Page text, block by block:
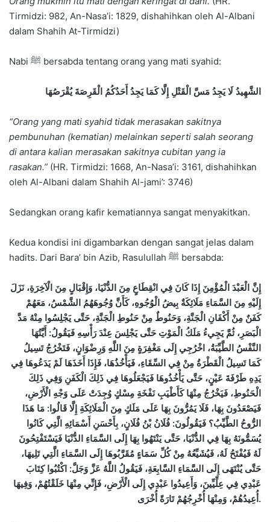
Tirmidzi: 982, An-Nasa’i: 1829, dishahihkan oleh Al-Albani
dalam Shahih At-Tirmidzi)
Nabi ﷺ bersabda tentang orang yang mati syahid:
الشَّهِيدُ لَا يَجِدُ مَسَّ الْقَتْلِ إِلَّا كَمَا يَجِدُ أَحَدُكُمُ الْقَرِصَةَ يُقْرَصُهَا
“Orang yang mati syahid tidak merasakan sakitnya
pembunuhan (kematian) melainkan seperti salah seorang
di antara kalian merasakan sakitnya cubitan yang ia
rasakan.” (HR. Tirmidzi: 1668, An-Nasa’i: 3161, dishahihkan
oleh Al-Albani dalam Shahih Al-jami’: 3746)
Sedangkan orang kafir kematiannya sangat menyakitkan.
Kedua kondisi ini digambarkan dengan sangat jelas dalam
hadits. Dari Bara’ bin Azib, Rasulullah ﷺ bersabda:
إِنَّ الْعَبْدَ الْمُؤْمِنَ إِذَا كَانَ فِي انْقِطَاعٍ مِنَ الدُّنْيَا، وَإِقْبَالٍ مِنَ الْآخِرَةِ، نَزَلَ
إِلَيْهِ مِنَ السَّمَاءِ مَلَائِكَةٌ بِيضُ الْوُجُوهِ، كَأَنَّ وُجُوهَهُمُ الشَّمْسُ، مَعَهُمْ
كَفَنٌ مِنْ أَكْفَانِ الْجَنَّةِ، وَحَنُوطٌ مِنْ حَنُوطِ الْجَنَّةِ، حَتَّى يَجْلِسُوا مِنْهُ مَدَّ
الْبَصَرِ، ثُمَّ يَجِيءُ مَلَكُ الْمَوْتِ حَتَّى يَجْلِسَ عِنْدَ رَأْسِهِ فَيَقُولُ: أَيَّتُهَا
النَّفْسُ الطَّيِّبَةُ، اخْرُجِي إِلَى مَغْفِرَةٍ مِنَ اللَّهِ وَرِضْوَانٍ، فَتَخْرُجُ تَسِيلُ
كَمَا تَسِيلُ الْقَطْرَةُ مِنْ فِي السِّقَاءِ، فَيَأْخُذُهَا، فَإِذَا أَخَذَهَا لَمْ يَدَعُوهَا فِي
يَدِهِ طَرْفَةَ عَيْنٍ، حَتَّى يَأْخُذُوهَا فَيَجْعَلُوهَا فِي ذَلِكَ الْكَفَنِ وَفِي ذَلِكَ
الْحَنُوطِ، فَيَخْرُجُ مِنْهَا كَأَطْيَبِ نَفْخَةِ مِسْكٍ وُجِدَتْ عَلَى وَجْهِ الْأَرْضِ،
فَيَصْعَدُونَ بِهَا، فَلَا يَمُرُّونَ بِهَا عَلَى مَلَكٍ مِنَ الْمَلَائِكَةِ إِلَّا قَالُوا: مَا هَذَا
الرُّوحُ الطَّيِّبُ؟ فَيَقُولُونَ: فُلَانُ بْنُ فُلَانٍ، بِأَحْسَنِ أَسْمَائِهِ الَّتِي كَانُوا
يُسَمُّونَهُ بِهَا فِي الدُّنْيَا، حَتَّى يَنْتَهُوا بِهَا إِلَى السَّمَاءِ الدُّنْيَا فَيَسْتَفْتِحُونَ
لَهُ فَيُفْتَحُ لَهُ، فَيُشَيِّعُهُ مِنْ كُلِّ سَمَاءٍ مُقَرَّبُوهَا إِلَى السَّمَاءِ الَّتِي تَلِيهَا،
حَتَّى يُنْتَهَى إِلَى السَّمَاءِ السَّابِعَةِ، فَيَقُولُ اللَّهُ عَزَّ وَجَلَّ: اكْتُبُوا كِتَابَ
عَبْدِي فِي عِلِّيِّينَ، وَأَعِيدُوا عَبْدِي إِلَى الْأَرْضِ، فَإِنِّي مِنْهَا خَلَقْتُهُمْ، وَفِيهَا
أُعِيدُهُمْ، وَمِنْهَا أُخْرِجُهُمْ تَارَةً أُخْرَى.